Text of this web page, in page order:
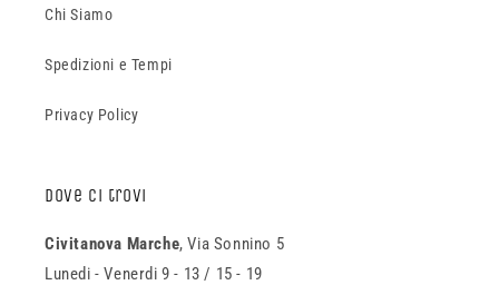
Chi Siamo
Spedizioni e Tempi
Privacy Policy
Dove ci trovi
Civitanova Marche, Via Sonnino 5
Lunedi - Venerdi 9 - 13 / 15 - 19